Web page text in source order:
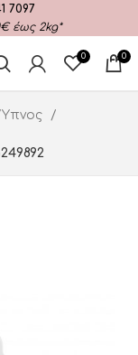
7097
έως 2kg*
0 0